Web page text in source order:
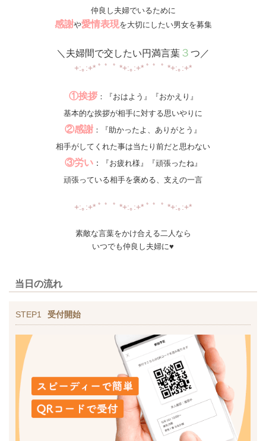
仲良し夫婦でいるために
感謝や愛情表現を大切にしたい男女を募集
＼夫婦間で交したい円満言葉 ３ つ／
+:｡:+* ﾟ ゜ﾟ *+:｡:+* ﾟ ゜ﾟ *+:｡:+*
①挨拶：『おはよう』『おかえり』
基本的な挨拶が相手に対する思いやりに
②感謝 ：『助かったよ、ありがとう』
相手がしてくれた事は当たり前だと思わない
③労い：
『お疲れ様』『頑張ったね』
頑張っている相手を褒める、支えの一言
+:｡:+* ﾟ ゜ﾟ *+:｡:+* ﾟ ゜ﾟ *+:｡:+*
素敵な言葉をかけ合える二人なら
いつでも仲良し夫婦に♥
当日の流れ
STEP1 受付開始